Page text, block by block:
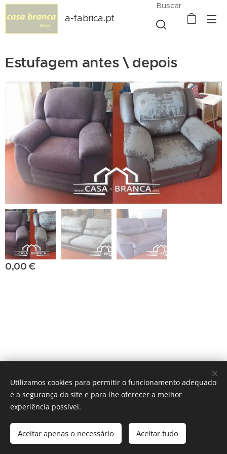
a-fabrica.pt
Buscar
Estufagem antes \ depois
0,00 €
Adicionar ao carrinho
fabrico x medida
Cookies
Utilizamos cookies para permitir o funcionamento adequado
e a segurança do site e para lhe oferecer a melhor
experiência possível.
Aceitar apenas o necessário Aceitar tudo